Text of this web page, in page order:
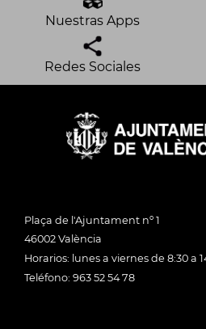
Nuestras Apps
Redes Sociales
Plaça de l'Ajuntament nº 1
46002 València
Horarios: lunes a viernes de 8:30 a
Teléfono: 963 52 54 78